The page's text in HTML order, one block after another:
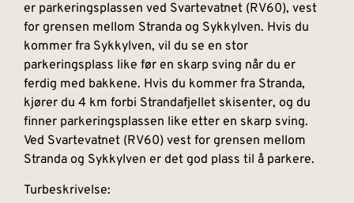
er parkeringsplassen ved Svartevatnet (RV60), vest
for grensen mellom Stranda og Sykkylven. Hvis du
kommer fra Sykkylven, vil du se en stor
parkeringsplass like før en skarp sving når du er
ferdig med bakkene. Hvis du kommer fra Stranda,
kjører du 4 km forbi Strandafjellet skisenter, og du
finner parkeringsplassen like etter en skarp sving.
Ved Svartevatnet (RV60) vest for grensen mellom
Stranda og Sykkylven er det god plass til å parkere.
Turbeskrivelse: